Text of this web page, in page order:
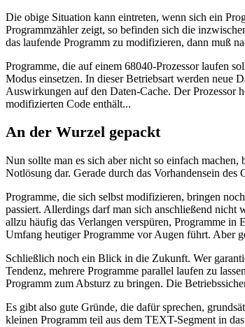
Die obige Situation kann eintreten, wenn sich ein
Programmzähler zeigt, so befinden sich die
das laufende Programm zu modifizieren, dann muß
Programme, die auf einem 68040-Prozessor laufen
Modus einsetzen. In dieser Betriebsart werden neue
Auswirkungen auf den Daten-Cache. Der Prozessor
modifizierten Code enthält...
An der Wurzel gepackt
Nun sollte man es sich aber nicht so einfach
Notlösung dar. Gerade durch das Vorhandensein
Programme, die sich selbst modifizieren, bringen
passiert. Allerdings darf man sich anschließend
allzu häufig das Verlangen verspüren, Programme
Umfang heutiger Programme vor Augen führt. Aber
Schließlich noch ein Blick in die Zukunft. Wer
Tendenz, mehrere Programme parallel laufen zu
Programm zum Absturz zu bringen. Die
Es gibt also gute Gründe, die dafür sprechen,
kleinen Programm teil aus dem TEXT-Segment in